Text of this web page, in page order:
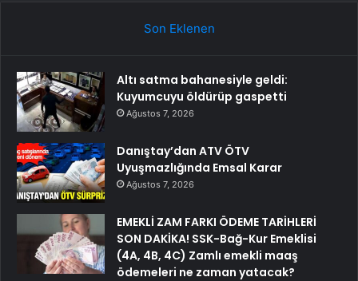
Son Eklenen
Altı satma bahanesiyle geldi:
Kuyumcuyu öldürüp gaspetti
Ağustos 7, 2026
Danıştay’dan ATV ÖTV
Uyuşmazlığında Emsal Karar
Ağustos 7, 2026
EMEKLİ ZAM FARKI ÖDEME TARİHLERİ
SON DAKİKA! SSK-Bağ-Kur Emeklisi
(4A, 4B, 4C) Zamlı emekli maaş
ödemeleri ne zaman yatacak?